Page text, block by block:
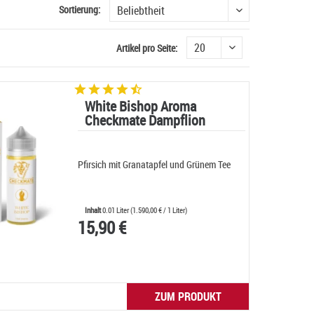
Sortierung:
Artikel pro Seite:
White Bishop Aroma
Checkmate Dampflion
Pfirsich mit Granatapfel und Grünem Tee
Inhalt0.01 Liter(1.590,00 €/ 1 Liter)
15,90 €
ZUM PRODUKT